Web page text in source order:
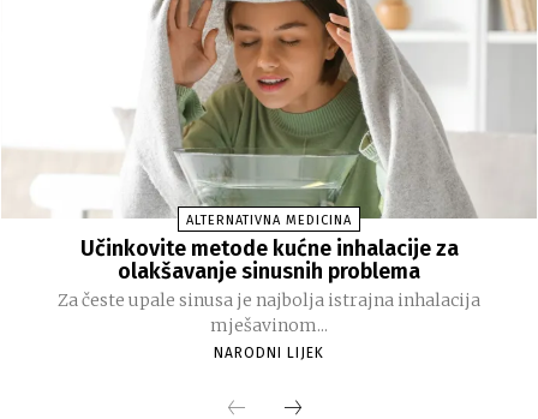
ALTERNATIVNA MEDICINA
Učinkovite metode kućne inhalacije za
olakšavanje sinusnih problema
Za česte upale sinusa je najbolja istrajna inhalacija
mješavinom...
NARODNI LIJEK